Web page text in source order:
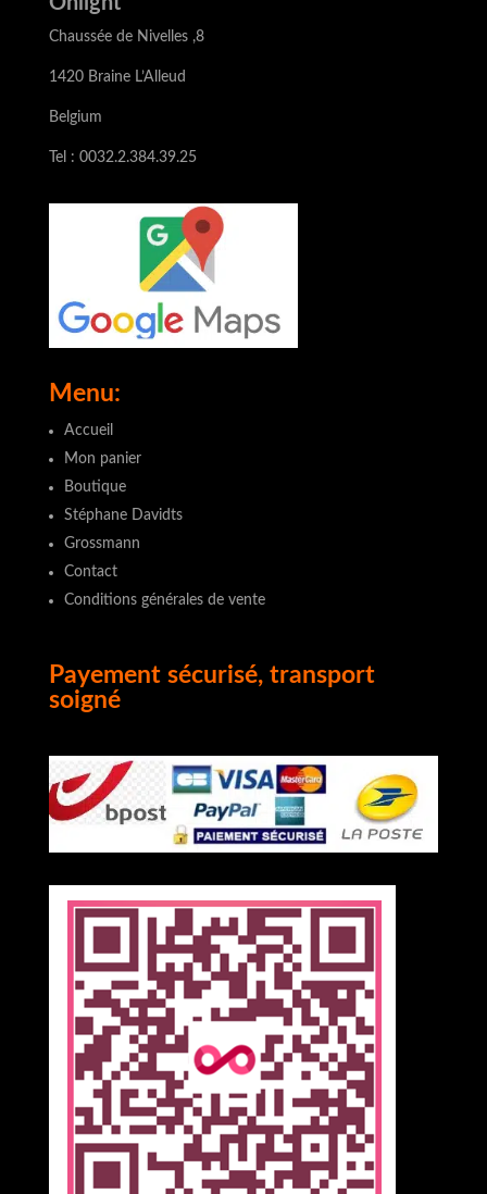
Chaussée de Nivelles ,8
1420 Braine L’Alleud
Belgium
Tel : 0032.2.384.39.25
Menu:
Accueil
Mon panier
Boutique
Stéphane Davidts
Grossmann
Contact
Conditions générales de vente
Payement sécurisé, transport
soigné